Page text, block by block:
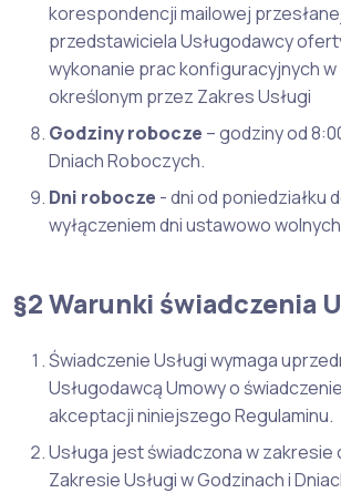
korespondencji mailowej
przedstawiciela Usługodawcy
wykonanie prac konfiguracyjnych
określonym przez Zakres Usługi
Godziny robocze – godziny od
Dniach Roboczych.
Dni robocze - dni od poniedziałku
wyłączeniem dni ustawowo
§2 Warunki świadczenia
Świadczenie Usługi wymaga
Usługodawcą Umowy o
akceptacji niniejszego Regulaminu.
Usługa jest świadczona w zakresie
Zakresie Usługi w Godzinach i